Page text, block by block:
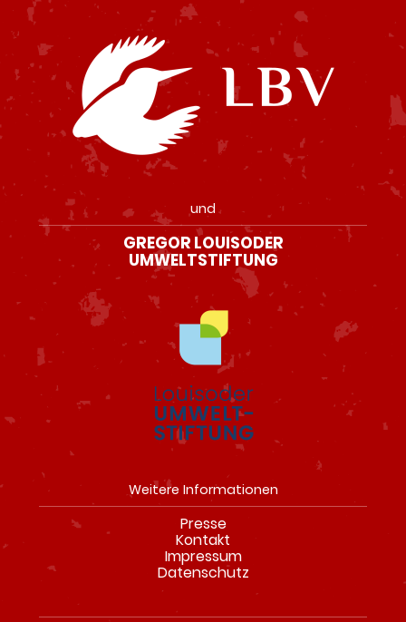
und
GREGOR LOUISODER
UMWELTSTIFTUNG
Weitere Informationen
Navigation
überspringen
Presse
Kontakt
Impressum
Datenschutz